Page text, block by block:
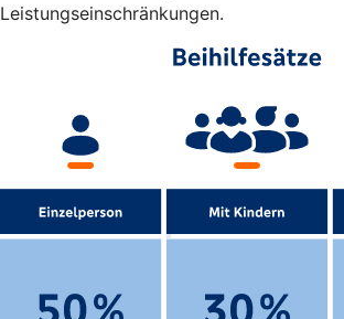
Leistungseinschränkungen.